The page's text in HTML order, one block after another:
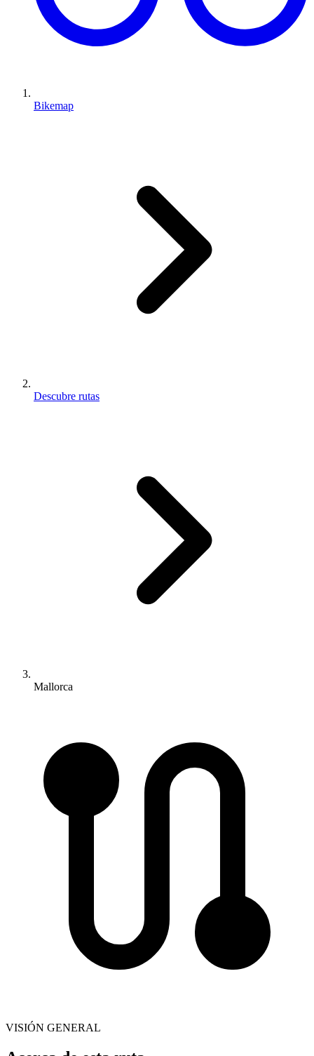
Bikemap
Descubre rutas
Mallorca
VISIÓN GENERAL